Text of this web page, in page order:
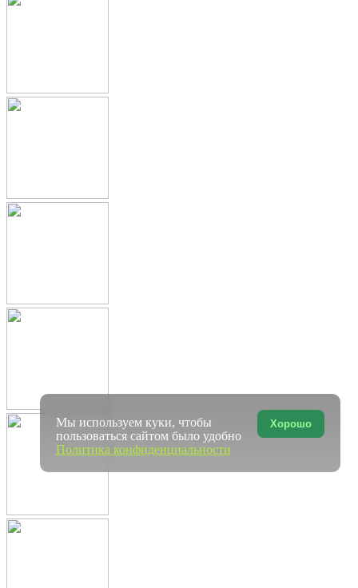
Хорошо
Мы используем куки, чтобы
пользоваться сайтом было удобно
Политика конфиденциальности